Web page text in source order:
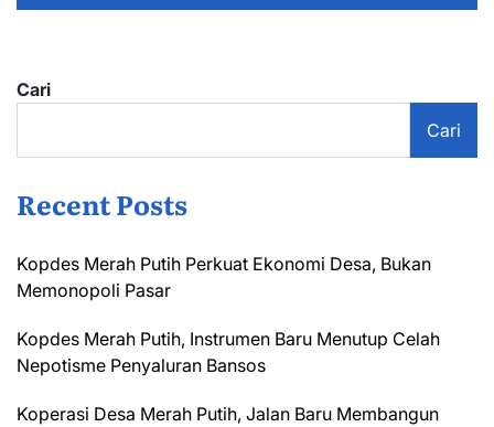
Cari
Cari
Recent Posts
Kopdes Merah Putih Perkuat Ekonomi Desa, Bukan
Memonopoli Pasar
Kopdes Merah Putih, Instrumen Baru Menutup Celah
Nepotisme Penyaluran Bansos
Koperasi Desa Merah Putih, Jalan Baru Membangun